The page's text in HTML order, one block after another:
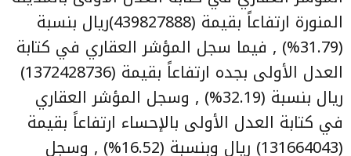
المنورة ارتفاعاً بقيمة (439827888)ريال بنسبة
(31.79%) , فيما سجل المؤشر العقاري في كتابة
العدل الأولى بجده ارتفاعاً بقيمة (1372428736)
ريال بنسبة (32.19%) , وسجل المؤشر العقاري
في كتابة العدل الأولى بالإحساء ارتفاعاً بقيمة
(131664043) ريال وبنسبة (16.52%) , وسجل